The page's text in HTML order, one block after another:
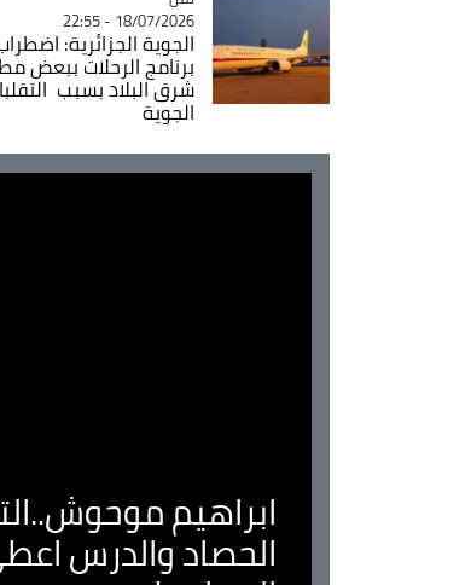
18/07/2026 - 22:55
الجوية الجزائرية:
برنامج الرحلات ببعض
شرق البلاد بسبب
الجوية
ابراهيم
الحصاد والدرس